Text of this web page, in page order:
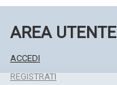
AREA UTENTE
ACCEDI
REGISTRATI